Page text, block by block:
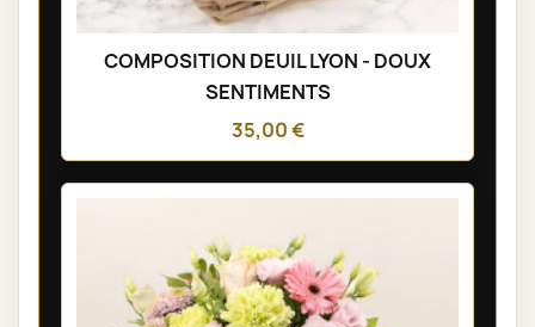
COMPOSITION DEUIL LYON - DOUX
SENTIMENTS
35,00 €